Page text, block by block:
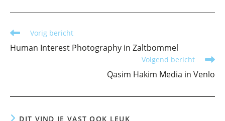
Lees
artikelen
Vorig bericht
Human Interest Photography in Zaltbommel
Volgend bericht
Qasim Hakim Media in Venlo
DIT VIND JE VAST OOK LEUK